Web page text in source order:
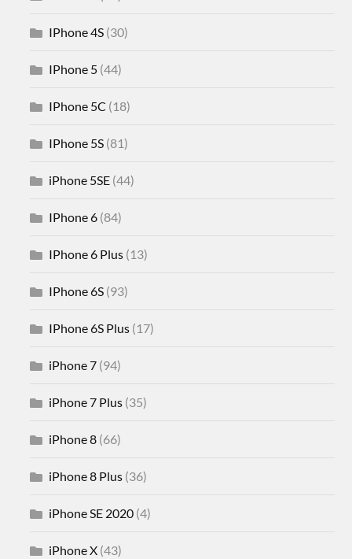
IPhone 4S (30)
IPhone 5 (44)
IPhone 5C (18)
IPhone 5S (81)
iPhone 5SE (44)
IPhone 6 (84)
IPhone 6 Plus (13)
IPhone 6S (93)
IPhone 6S Plus (17)
iPhone 7 (94)
iPhone 7 Plus (35)
iPhone 8 (66)
iPhone 8 Plus (36)
iPhone SE 2020 (4)
iPhone X (43)